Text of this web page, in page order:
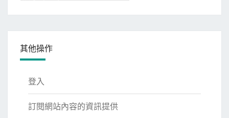
其他操作
登入
訂閱網站內容的資訊提供